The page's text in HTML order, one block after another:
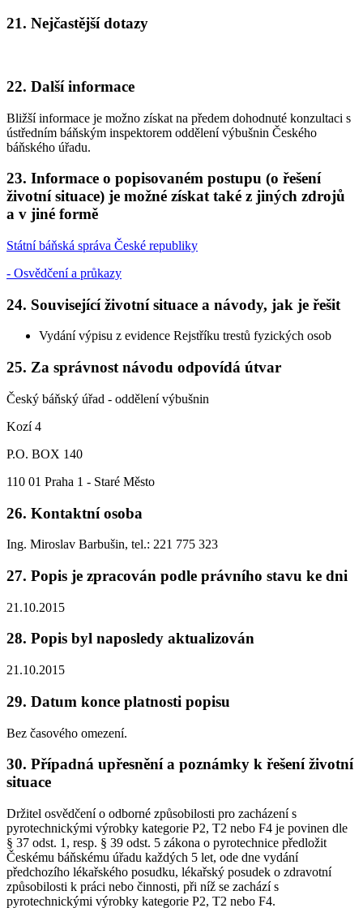
21. Nejčastější dotazy
22. Další informace
Bližší informace je možno získat na předem dohodnuté konzultaci s
ústředním báňským inspektorem oddělení výbušnin Českého
báňského úřadu.
23. Informace o popisovaném postupu (o řešení
životní situace) je možné získat také z jiných zdrojů
a v jiné formě
Státní báňská správa České republiky
- Osvědčení a průkazy
24. Související životní situace a návody, jak je řešit
Vydání výpisu z evidence Rejstříku trestů fyzických osob
25. Za správnost návodu odpovídá útvar
Český báňský úřad - oddělení výbušnin
Kozí 4
P.O. BOX 140
110 01 Praha 1 - Staré Město
26. Kontaktní osoba
Ing. Miroslav Barbušin, tel.: 221 775 323
27. Popis je zpracován podle právního stavu ke dni
21.10.2015
28. Popis byl naposledy aktualizován
21.10.2015
29. Datum konce platnosti popisu
Bez časového omezení.
30. Případná upřesnění a poznámky k řešení životní
situace
Držitel osvědčení o odborné způsobilosti pro zacházení s
pyrotechnickými výrobky kategorie P2, T2 nebo F4 je povinen dle
§ 37 odst. 1, resp. § 39 odst. 5 zákona o pyrotechnice předložit
Českému báňskému úřadu každých 5 let, ode dne vydání
předchozího lékařského posudku, lékařský posudek o zdravotní
způsobilosti k práci nebo činnosti, při níž se zachází s
pyrotechnickými výrobky kategorie P2, T2 nebo F4.